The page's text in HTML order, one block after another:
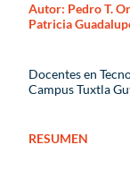
Autor: Pedro T.
Patricia
Docentes en
Campus Tuxtla
RESUMEN